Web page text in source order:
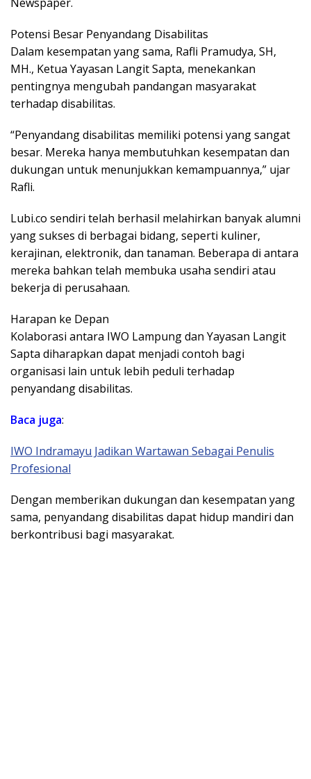
Potensi Besar Penyandang Disabilitas
Dalam kesempatan yang sama, Rafli Pramudya, SH,
MH., Ketua Yayasan Langit Sapta, menekankan
pentingnya mengubah pandangan masyarakat
terhadap disabilitas.
“Penyandang disabilitas memiliki potensi yang sangat
besar. Mereka hanya membutuhkan kesempatan dan
dukungan untuk menunjukkan kemampuannya,” ujar
Rafli.
Lubi.co sendiri telah berhasil melahirkan banyak alumni
yang sukses di berbagai bidang, seperti kuliner,
kerajinan, elektronik, dan tanaman. Beberapa di antara
mereka bahkan telah membuka usaha sendiri atau
bekerja di perusahaan.
Harapan ke Depan
Kolaborasi antara IWO Lampung dan Yayasan Langit
Sapta diharapkan dapat menjadi contoh bagi
organisasi lain untuk lebih peduli terhadap
penyandang disabilitas.
Baca juga:
IWO Indramayu Jadikan Wartawan Sebagai Penulis
Profesional
Dengan memberikan dukungan dan kesempatan yang
sama, penyandang disabilitas dapat hidup mandiri dan
berkontribusi bagi masyarakat.